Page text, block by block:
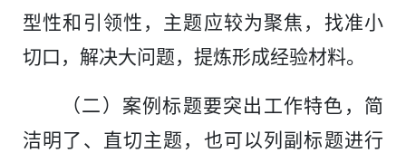
型性和引领性，主题应较为聚焦，找准小
切口，解决大问题，提炼形成经验材料。
（二）案例标题要突出工作特色，简
洁明了、直切主题，也可以列副标题进行